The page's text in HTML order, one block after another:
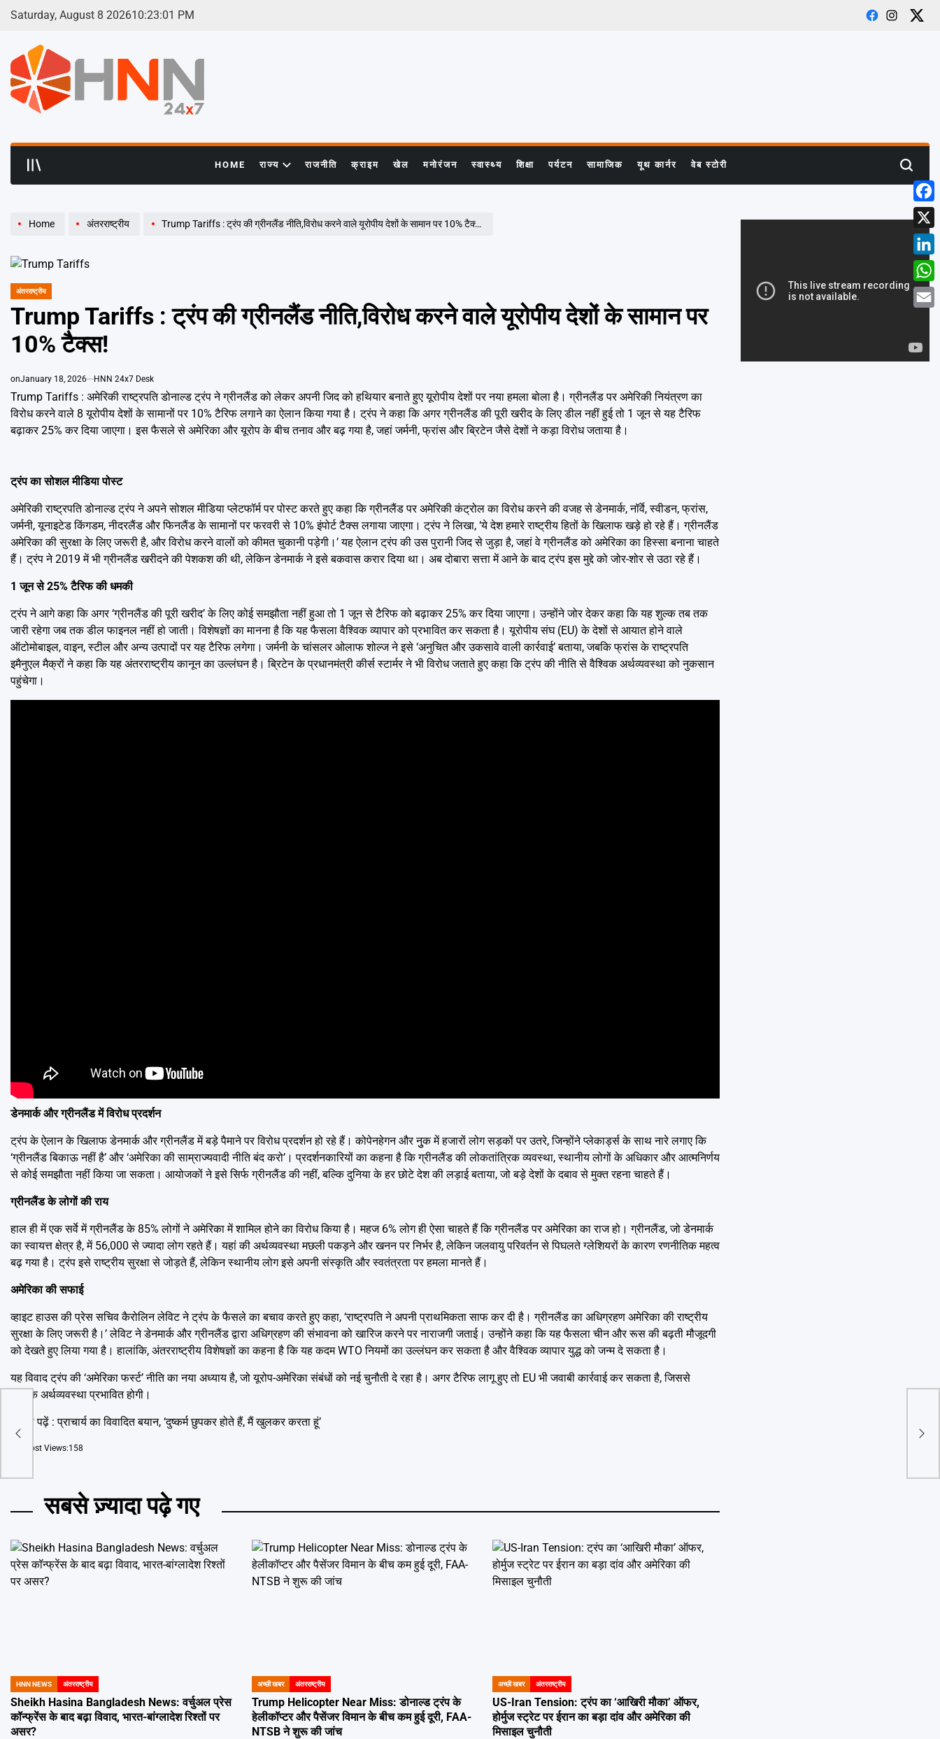
Skip
Saturday, August 8 202610:23:02 PM
FacebookX
HOME राज्य राजनीति क्राइम खेल मनोरंजन स्वास्थ्य शिक्षा पर्यटन सामाजिक यूथ कार्नर वेब स्टोरी Search
Home अंतरराष्ट्रीय Trump Tariffs : ट्रंप की ग्रीनलैंड नीति,विरोध करने वाले यूरोपीय देशों के सामान पर 10% टैक्स!
POSTED
अंतरराष्ट्रीय
Trump Tariffs : ट्रंप की ग्रीनलैंड नीति,विरोध करने वाले यूरोपीय देशों के सामान पर
10% टैक्स!
onJanuary 18, 2026 HNN 24x7 Desk
Trump Tariffs : अमेरिकी राष्ट्रपति डोनाल्ड ट्रंप ने ग्रीनलैंड को लेकर अपनी जिद को हथियार बनाते हुए यूरोपीय देशों पर नया हमला बोला है। ग्रीनलैंड पर अमेरिकी नियंत्रण का
विरोध करने वाले 8 यूरोपीय देशों के सामानों पर 10% टैरिफ लगाने का ऐलान किया गया है। ट्रंप ने कहा कि अगर ग्रीनलैंड की पूरी खरीद के लिए डील नहीं हुई तो 1 जून से यह टैरिफ
बढ़ाकर 25% कर दिया जाएगा। इस फैसले से अमेरिका और यूरोप के बीच तनाव और बढ़ गया है, जहां जर्मनी, फ्रांस और ब्रिटेन जैसे देशों ने कड़ा विरोध जताया है।
ट्रंप का सोशल मीडिया पोस्ट
अमेरिकी राष्ट्रपति डोनाल्ड ट्रंप ने अपने सोशल मीडिया प्लेटफॉर्म पर पोस्ट करते हुए कहा कि ग्रीनलैंड पर अमेरिकी कंट्रोल का विरोध करने की वजह से डेनमार्क, नॉर्वे, स्वीडन, फ्रांस,
जर्मनी, यूनाइटेड किंगडम, नीदरलैंड और फिनलैंड के सामानों पर फरवरी से 10% इंपोर्ट टैक्स लगाया जाएगा। ट्रंप ने लिखा, ‘ये देश हमारे राष्ट्रीय हितों के खिलाफ खड़े हो रहे हैं। ग्रीनलैंड
अमेरिका की सुरक्षा के लिए जरूरी है, और विरोध करने वालों को कीमत चुकानी पड़ेगी।’ यह ऐलान ट्रंप की उस पुरानी जिद से जुड़ा है, जहां वे ग्रीनलैंड को अमेरिका का हिस्सा बनाना चाहते
हैं। ट्रंप ने 2019 में भी ग्रीनलैंड खरीदने की पेशकश की थी, लेकिन डेनमार्क ने इसे बकवास करार दिया था। अब दोबारा सत्ता में आने के बाद ट्रंप इस मुद्दे को जोर-शोर से उठा रहे हैं।
1 जून से 25% टैरिफ की धमकी
ट्रंप ने आगे कहा कि अगर‘ग्रीनलैंड की पूरी खरीद’के लिए कोई समझौता नहीं हुआ तो 1 जून से टैरिफ को बढ़ाकर 25% कर दिया जाएगा। उन्होंने जोर देकर कहा कि यह शुल्क तब तक
जारी रहेगा जब तक डील फाइनल नहीं हो जाती। विशेषज्ञों का मानना है कि यह फैसला वैश्विक व्यापार को प्रभावित कर सकता है। यूरोपीय संघ (EU) के देशों से आयात होने वाले
ऑटोमोबाइल, वाइन, स्टील और अन्य उत्पादों पर यह टैरिफ लगेगा। जर्मनी के चांसलर ओलाफ शोल्ज ने इसे ‘अनुचित और उकसावे वाली कार्रवाई’ बताया, जबकि फ्रांस के राष्ट्रपति
इमैनुएल मैक्रों ने कहा कि यह अंतरराष्ट्रीय कानून का उल्लंघन है। ब्रिटेन के प्रधानमंत्री कीर्स स्टार्मर ने भी विरोध जताते हुए कहा कि ट्रंप की नीति से वैश्विक अर्थव्यवस्था को नुकसान
पहुंचेगा।
डेनमार्क और ग्रीनलैंड में विरोध प्रदर्शन
ट्रंप के ऐलान के खिलाफ डेनमार्क और ग्रीनलैंड में बड़े पैमाने पर विरोध प्रदर्शन हो रहे हैं। कोपेनहेगन और नुुक में हजारों लोग सड़कों पर उतरे, जिन्होंने प्लेकार्ड्स के साथ नारे लगाए कि
‘ग्रीनलैंड बिकाऊ नहीं है’ और ‘अमेरिका की साम्राज्यवादी नीति बंद करो’। प्रदर्शनकारियों का कहना है कि ग्रीनलैंड की लोकतांत्रिक व्यवस्था, स्थानीय लोगों के अधिकार और आत्मनिर्णय
से कोई समझौता नहीं किया जा सकता। आयोजकों ने इसे सिर्फ ग्रीनलैंड की नहीं, बल्कि दुनिया के हर छोटे देश की लड़ाई बताया, जो बड़े देशों के दबाव से मुक्त रहना चाहते हैं।
ग्रीनलैंड के लोगों की राय
हाल ही में एक सर्वे में ग्रीनलैंड के 85% लोगों ने अमेरिका में शामिल होने का विरोध किया है। महज 6% लोग ही ऐसा चाहते हैं कि ग्रीनलैंड पर अमेरिका का राज हो। ग्रीनलैंड, जो डेनमार्क
का स्वायत्त क्षेत्र है, में 56,000 से ज्यादा लोग रहते हैं। यहां की अर्थव्यवस्था मछली पकड़ने और खनन पर निर्भर है, लेकिन जलवायु परिवर्तन से पिघलते ग्लेशियरों के कारण रणनीतिक महत्व
बढ़ गया है। ट्रंप इसे राष्ट्रीय सुरक्षा से जोड़ते हैं, लेकिन स्थानीय लोग इसे अपनी संस्कृति और स्वतंत्रता पर हमला मानते हैं।
अमेरिका की सफाई
व्हाइट हाउस की प्रेस सचिव कैरोलिन लेविट ने ट्रंप के फैसले का बचाव करते हुए कहा, ‘राष्ट्रपति ने अपनी प्राथमिकता साफ कर दी है। ग्रीनलैंड का अधिग्रहण अमेरिका की राष्ट्रीय
सुरक्षा के लिए जरूरी है।’ लेविट ने डेनमार्क और ग्रीनलैंड द्वारा अधिग्रहण की संभावना को खारिज करने पर नाराजगी जताई। उन्होंने कहा कि यह फैसला चीन और रूस की बढ़ती मौजूदगी
को देखते हुए लिया गया है। हालांकि, अंतरराष्ट्रीय विशेषज्ञों का कहना है कि यह कदम WTO नियमों का उल्लंघन कर सकता है और वैश्विक व्यापार युद्ध को जन्म दे सकता है।
यह विवाद ट्रंप की ‘अमेरिका फर्स्ट’ नीति का नया अध्याय है, जो यूरोप-अमेरिका संबंधों को नई चुनौती दे रहा है। अगर टैरिफ लागू हुए तो EU भी जवाबी कार्रवाई कर सकता है, जिससे
वैश्विक अर्थव्यवस्था प्रभावित होगी।
यह भी पढ़ें :प्राचार्य का विवादित बयान, ‘दुष्कर्म छुपकर होते हैं, मैं खुलकर करता हूं’
Post Views:158
सबसे ज़्यादा पढ़े गए
POSTED
IN
HNN NEWS अंतरराष्ट्रीय
Sheikh Hasina Bangladesh News: वर्चुअल प्रेस
कॉन्फ्रेंस के बाद बढ़ा विवाद, भारत-बांग्लादेश रिश्तों पर
असर?
POSTED
IN
अच्छी खबर अंतरराष्ट्रीय
Trump Helicopter Near Miss: डोनाल्ड ट्रंप के
हेलीकॉप्टर और पैसेंजर विमान के बीच कम हुई दूरी, FAA-
NTSB ने शुरू की जांच
POSTED
IN
अच्छी खबर अंतरराष्ट्रीय
US-Iran Tension: ट्रंप का ‘आखिरी मौका’ ऑफर,
होर्मुज स्ट्रेट पर ईरान का बड़ा दांव और अमेरिका की
मिसाइल चुनौती
घर
X